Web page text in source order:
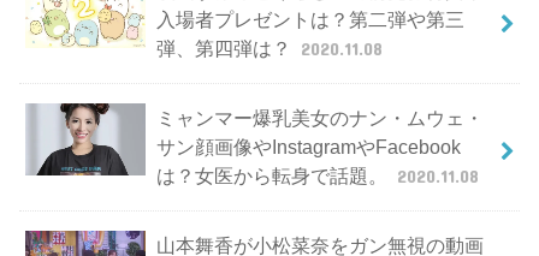
入場者プレゼントは？第二弾や第三
弾、第四弾は？
2020.11.08
ミャンマー爆乳美女のナン・ムウェ・
サン顔画像やInstagramやFacebook
は？女医から転身で話題。
2020.11.08
山本舞香が小松菜奈をガン無視の動画